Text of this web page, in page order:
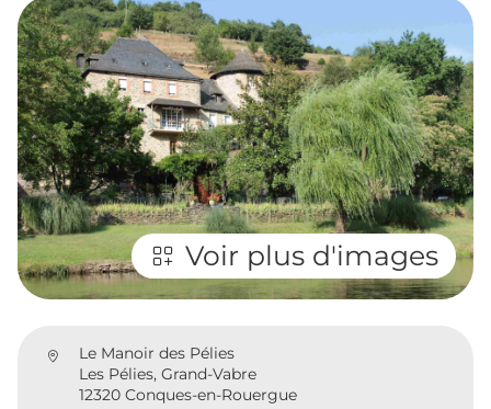
Voir plus d'images
Le Manoir des Pélies
Les Pélies, Grand-Vabre
12320 Conques-en-Rouergue